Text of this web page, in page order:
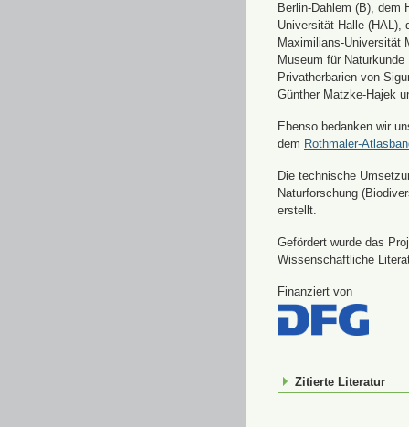
Berlin-Dahlem (B), dem
Universität Halle (HAL),
Maximilians-Universität
Museum für
Privatherbarien von
Günther Matzke-Hajek
Ebenso bedanken wir
dem Rothmaler-
Die technische
Naturforschung
erstellt.
Gefördert wurde das
Wissenschaftliche
Finanziert von
Zitierte Literatur